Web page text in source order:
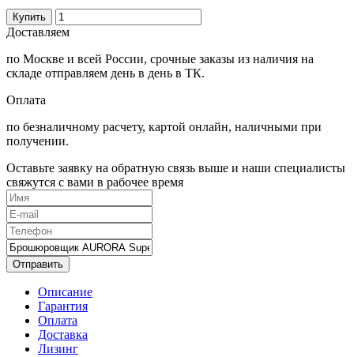
Купить
Доставляем
по Москве и всей России, срочные заказы из наличия на
складе отправляем день в день в ТК.
Оплата
по безналичному расчету, картой онлайн, наличными при
получении.
Оставьте заявку на обратную связь выше и наши специалисты
свяжутся с вами в рабочее время
Отправить
Описание
Гарантия
Оплата
Доставка
Лизинг